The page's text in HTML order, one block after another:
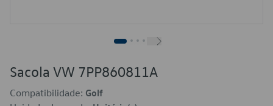
Sacola VW 7PP860811A
Compatibilidade: Golf